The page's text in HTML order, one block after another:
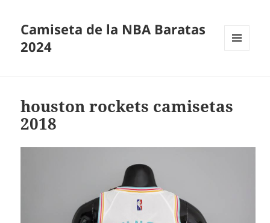
Camiseta de la NBA Baratas
2024
houston rockets camisetas
2018